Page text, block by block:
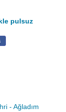
pulsuz
- Ağladım